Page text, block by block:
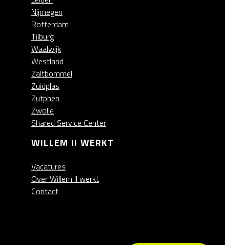
Nijmegen
Rotterdam
Tilburg
Waalwijk
Westland
Zaltbommel
Zuidplas
Zutphen
Zwolle
Shared Service Center
WILLEM II WERKT
Vacatures
Over Willem II werkt
Contact